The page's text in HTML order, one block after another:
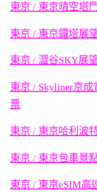
東京 / 東京晴空塔
東京 / 東京鐵塔展
東京 / 澀谷SKY展
東京 / Skyliner京
票
東京 / 東京哈利波
東京 / 東京包車景
東京 / 東京eSIM高